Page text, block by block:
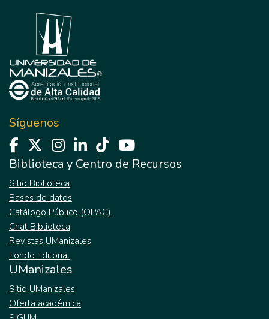
Síguenos
Biblioteca y Centro de Recursos
Sitio Biblioteca
Bases de datos
Catálogo Público (OPAC)
Chat Biblioteca
Revistas UManizales
Fondo Editorial
UManizales
Sitio UManizales
Oferta académica